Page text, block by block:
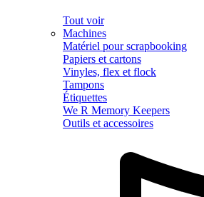
Tout voir
Machines
Matériel pour scrapbooking
Papiers et cartons
Vinyles, flex et flock
Tampons
Étiquettes
We R Memory Keepers
Outils et accessoires